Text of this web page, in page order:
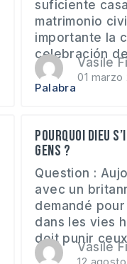
suficiente
matrimonio
importante la
celebración
Vasile
01 marzo
Palabra
Pourquoi Dieu
gens ?
Question :
avec un
demandé pour
dans les vies
doit punir
Vasile